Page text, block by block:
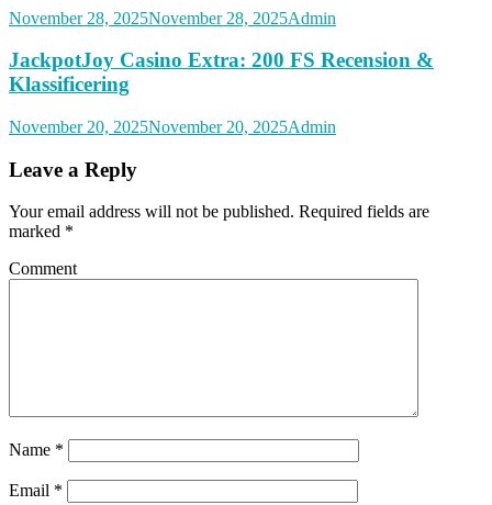
November 28, 2025November 28, 2025Admin
JackpotJoy Casino Extra: 200 FS Recension &
Klassificering
November 20, 2025November 20, 2025Admin
Leave a Reply
Your email address will not be published. Required fields are
marked *
Comment
Name *
Email *